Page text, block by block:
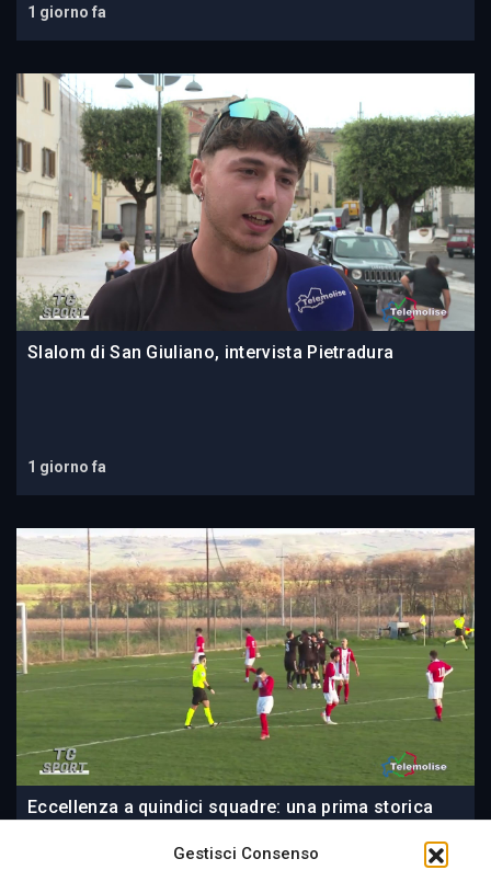
Gestisci Consenso
1 giorno fa
Slalom di San Giuliano, intervista Pietradura
1 giorno fa
Eccellenza a quindici squadre: una prima storica